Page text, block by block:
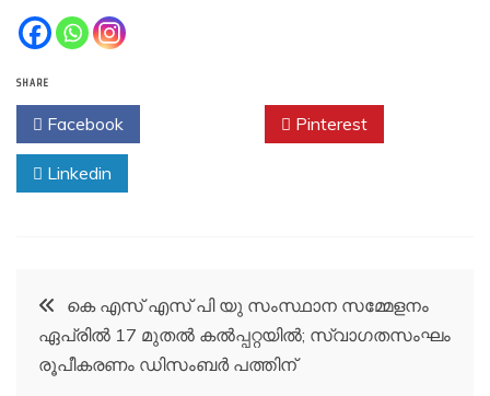
SHARE
Facebook Pinterest
Linkedin
Post
navigation
കെ എസ് എസ് പി യു സംസ്ഥാന സമ്മേളനം
ഏപ്രില്‍ 17 മുതല്‍ കല്‍പ്പറ്റയില്‍; സ്വാഗതസംഘം
രൂപീകരണം ഡിസംബര്‍ പത്തിന്